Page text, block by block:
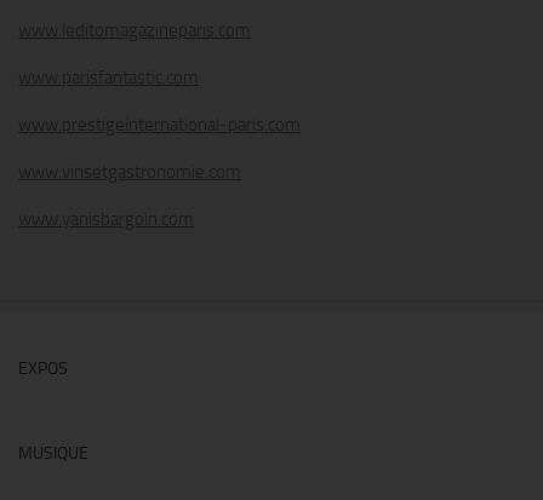
www.leditomagazineparis.com
www.parisfantastic.com
www.prestigeinternational-paris.com
www.vinsetgastronomie.com
www.yanisbargoin.com
EXPOS
MUSIQUE